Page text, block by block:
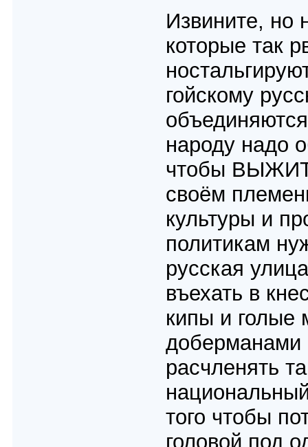
Извините, но
которые так
гойскому
народу надо
чтобы
своём
культуры и
политикам
русская
въехать в
кипы и голые
доберманами
расчленять
того чтобы
головой под